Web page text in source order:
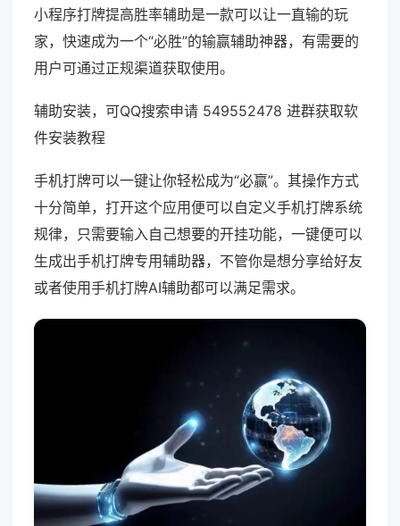
小程序打牌提高胜率辅助是一款可以让一直输的玩
家，快速成为一个“必胜”的输赢辅助神器，有需要的
用户可通过正规渠道获取使用。
辅助安装，可QQ搜索申请 549552478 进群获取软
件安装教程
手机打牌可以一键让你轻松成为“必赢”。其操作方式
十分简单，打开这个应用便可以自定义手机打牌系统
规律，只需要输入自己想要的开挂功能，一键便可以
生成出手机打牌专用辅助器，不管你是想分享给好友
或者使用手机打牌AI辅助都可以满足需求。